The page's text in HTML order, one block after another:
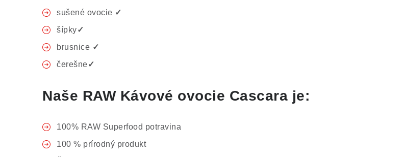
sušené ovocie ✓
šípky✓
brusnice ✓
čerešne✓
Naše RAW Kávové ovocie Cascara je:
100% RAW Superfood potravina
100 % prírodný produkt